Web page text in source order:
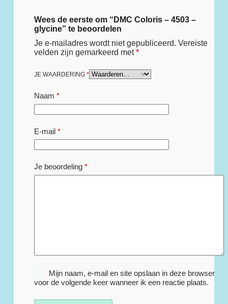
Wees de eerste om “DMC Coloris – 4503 –
glycine” te beoordelen
Je e-mailadres wordt niet gepubliceerd. Vereiste
velden zijn gemarkeerd met*
JE WAARDERING *
Naam *
E-mail*
Je beoordeling *
Mijn naam, e-mail en site opslaan in deze browser
voor de volgende keer wanneer ik een reactie plaats.